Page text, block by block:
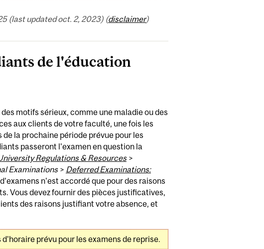
(last updated oct. 2, 2023) (disclaimer)
de l'éducation
motifs sérieux, comme une maladie ou des
aux clients de votre faculté, une fois les
la prochaine période prévue pour les
passeront l'examen en question la
Regulations & Resources>
Examinations> Deferred Examinations:
n'est accordé que pour des raisons
Vous devez fournir des pièces justificatives,
des raisons justifiant votre absence, et
d'horaire prévu pour les examens de reprise.